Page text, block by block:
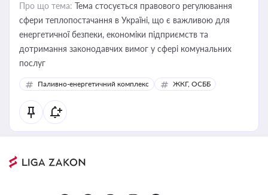
Про що тема: Тема стосується правового регулювання
сфери теплопостачання в Україні, що є важливою для
енергетичної безпеки, економіки підприємств та
дотримання законодавчих вимог у сфері комунальних
послуг
Паливно-енергетичний комплекс ЖКГ, ОСББ